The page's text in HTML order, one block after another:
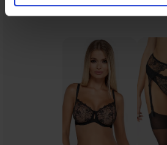
Uit dezelfde collectie